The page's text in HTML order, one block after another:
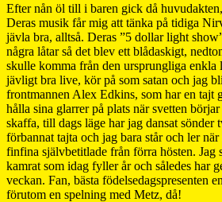
Efter nån öl till i baren gick då
Deras musik får mig att tänka på tidiga
jävla bra, alltså. Deras ”5 dollar light
några låtar så det blev ett blådaskigt,
skulle komma från den ursprungliga enkla
jävligt bra live, kör på som satan och jag
frontmannen Alex Edkins, som har en tajt
hålla sina glarrer på plats när svetten
skaffa, till dags läge har jag dansat sönder
förbannat tajta och jag bara står och ler
finfina självbetitlade från förra hösten. Jag
kamrat som idag fyller år och således har
veckan. Fan, bästa födelsedagspresenten
förutom en spelning med Metz, då!